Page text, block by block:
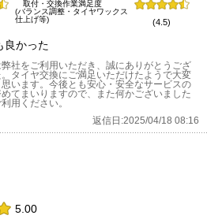
取付・交換作業満足度
(バランス調整・タイヤワックス
仕上げ等)
(4.5)
良かった
社をご利用いただき、誠にありがとうござ
タイヤ交換にご満足いただけたようで大変
思います。今後とも安心・安全なサービスの
てまいりますので、また何かございました
用ください。
返信日:2025/04/18 08:16
5.00